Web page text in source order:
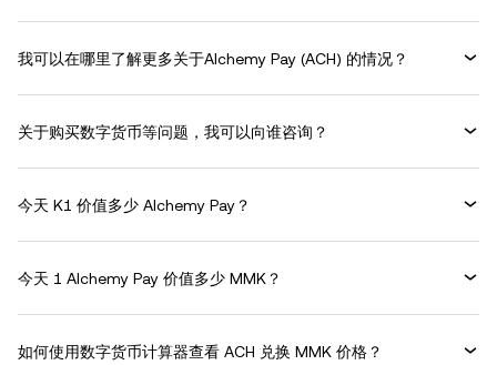
我可以在哪里了解更多关于Alchemy Pay (ACH) 的情况？
关于购买数字货币等问题，我可以向谁咨询？
今天 K1 价值多少 Alchemy Pay？
今天 1 Alchemy Pay 价值多少 MMK？
如何使用数字货币计算器查看 ACH 兑换 MMK 价格？